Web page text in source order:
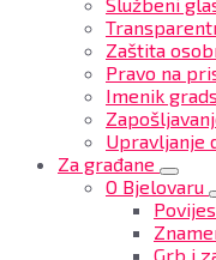
Zaštita
Pravo na
Imenik
Upravljanje
Za građane
O Bjelovaru
Grb i